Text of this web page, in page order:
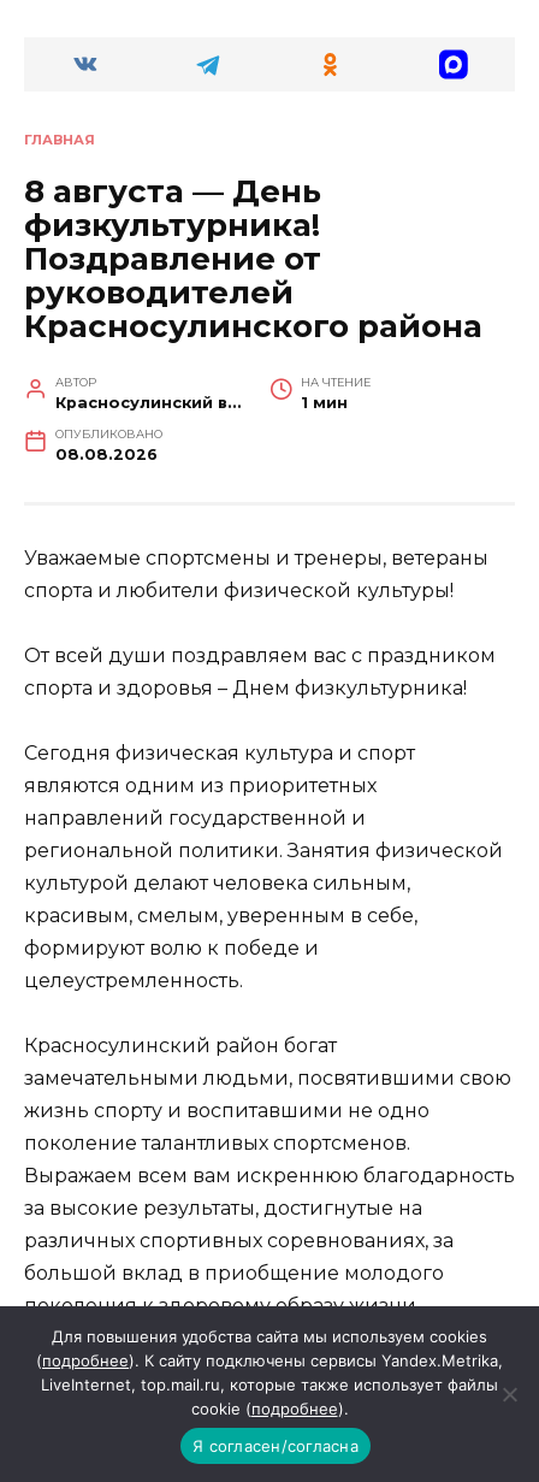
ГЛАВНАЯ
8 августа — День
физкультурника!
Поздравление от
руководителей
Красносулинского района
АВТОР
Красносулинский вестник
НА ЧТЕНИЕ
1 мин
ОПУБЛИКОВАНО
08.08.2026
Уважаемые спортсмены и тренеры, ветераны
спорта и любители физической культуры!
От всей души поздравляем вас с праздником
спорта и здоровья – Днем физкультурника!
Сегодня физическая культура и спорт
являются одним из приоритетных
направлений государственной и
региональной политики. Занятия физической
культурой делают человека сильным,
красивым, смелым, уверенным в себе,
формируют волю к победе и
целеустремленность.
Красносулинский район богат
замечательными людьми, посвятившими свою
жизнь спорту и воспитавшими не одно
поколение талантливых спортсменов.
Выражаем всем вам искреннюю благодарность
за высокие результаты, достигнутые на
различных спортивных соревнованиях, за
большой вклад в приобщение молодого
поколения к здоровому образу жизни.
Уважаемые профессионалы и любители спорта!
Примите пожелания крепкого здоровья,
спортивного долголетия, удачных стартов и
новых ярких побед!
Для повышения удобства сайта мы используем cookies
(подробнее). К сайту подключены сервисы Yandex.Metrika,
LiveInternet, top.mail.ru, которые также использует файлы
cookie (подробнее).
Я согласен/согласна